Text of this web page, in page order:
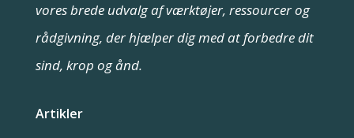
vores brede udvalg af værktøjer, ressourcer og
rådgivning, der hjælper dig med at forbedre dit
sind, krop og ånd.
Artikler